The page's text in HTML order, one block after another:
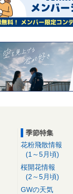
季節特集
花粉飛散情報
(1～5月頃)
桜開花情報
(2～5月頃)
GWの天気